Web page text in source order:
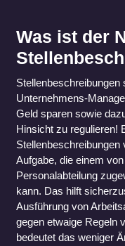
Was ist der
Unternehmens-
Geld sparen sowie
Hinsicht zu regulieren!
Aufgabe, die einem
Personalabteilung
kann. Das hilft
Ausführung von
gegen etwaige Regeln
bedeutet das weniger